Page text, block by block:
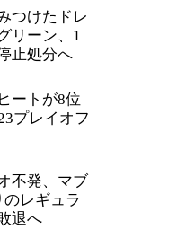
つけたドレ
リーン、1
止処分へ
ートが8位
プレイオフ
不発、マブ
レギュラ
退へ